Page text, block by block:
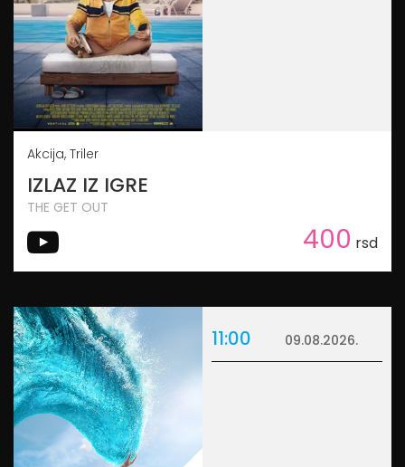
Akcija, Triler
IZLAZ IZ IGRE
THE GET OUT
400 rsd
11:00 09.08.2026.